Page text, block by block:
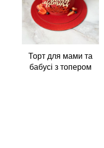
Торт для мами та
бабусі з топером